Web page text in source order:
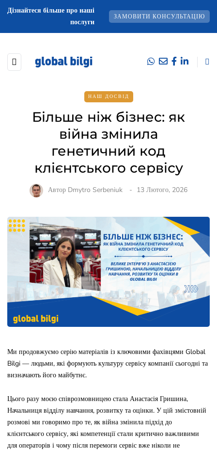
Дізнайтеся більше про наші
послуги
ЗАМОВИТИ КОНСУЛЬТАЦІЮ
НАШ ДОСВІД
Більше ніж бізнес: як
війна змінила
генетичний код
клієнтського сервісу
Автор Dmytro Serbeniuk 13 Лютого, 2026
Ми продовжуємо серію матеріалів із ключовими фахівцями Global
Bilgi — людьми, які формують культуру сервісу компанії сьогодні та
визначають його майбутнє.
Цього разу моєю співрозмовницею стала Анастасія Гришина,
Начальниця відділу навчання, розвитку та оцінки. У цій змістовній
розмові ми говоримо про те, як війна змінила підхід до
клієнтського сервісу, які компетенції стали критично важливими
для операторів і чому після перемоги сервіс вже ніколи не